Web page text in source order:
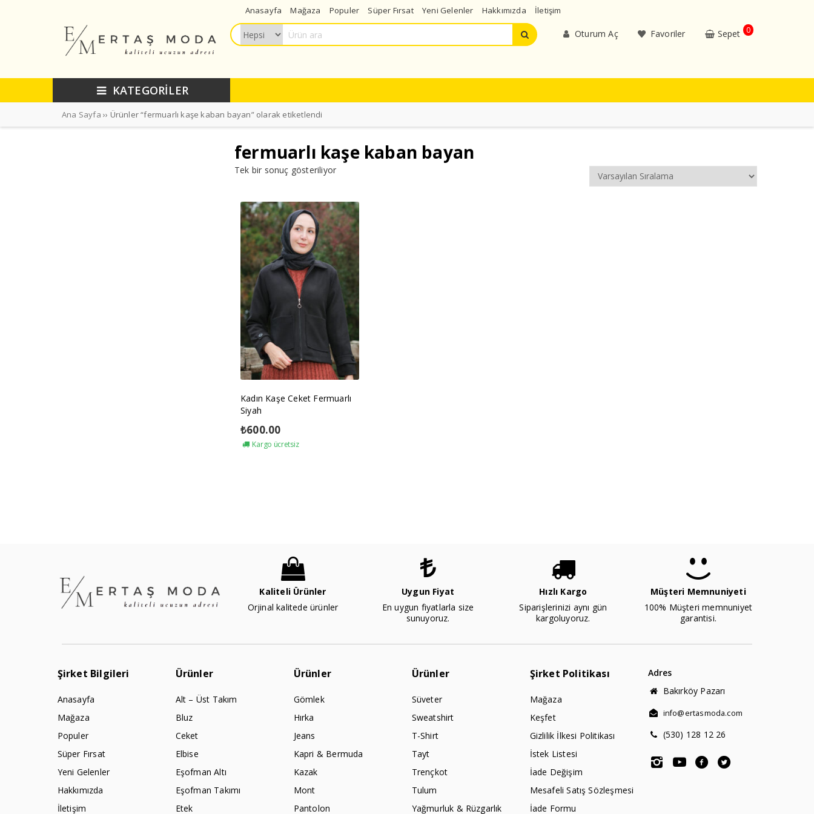
Anasayfa Mağaza Populer Süper Fırsat Yeni Gelenler Hakkımızda İletişim
Oturum Aç Favoriler Sepet 0
KATEGORİLER
Ana Sayfa ›› Ürünler “fermuarlı kaşe kaban bayan” olarak etiketlendi
fermuarlı kaşe kaban bayan
Tek bir sonuç gösteriliyor
Kadın Kaşe Ceket Fermuarlı
Siyah
₺600.00
Kargo ücretsiz
Kaliteli Ürünler
Orjinal kalitede ürünler
Uygun Fiyat
En uygun fiyatlarla size
sunuyoruz.
Hızlı Kargo
Siparişlerinizi aynı gün
kargoluyoruz.
Müşteri Memnuniyeti
100% Müşteri memnuniyet
garantisi.
Şirket Bilgileri
Anasayfa
Mağaza
Populer
Süper Fırsat
Yeni Gelenler
Hakkımızda
İletişim
Ürünler
Alt – Üst Takım
Bluz
Ceket
Elbise
Eşofman Altı
Eşofman Takımı
Etek
Ürünler
Gömlek
Hırka
Jeans
Kapri & Bermuda
Kazak
Mont
Pantolon
Ürünler
Süveter
Sweatshirt
T-Shirt
Tayt
Trençkot
Tulum
Yağmurluk & Rüzgarlık
Şirket Politikası
Mağaza
Keşfet
Gizlilik İlkesi Politikası
İstek Listesi
İade Değişim
Mesafeli Satış Sözleşmesi
İade Formu
Adres
Bakırköy Pazarı
info@ertasmoda.com
(530) 128 12 26